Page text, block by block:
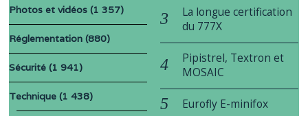
Photos et vidéos (1 357)
Réglementation (880)
Sécurité (1 941)
Technique (1 438)
La longue certification
du 777X
Pipistrel, Textron et
MOSAIC
Eurofly E-minifox